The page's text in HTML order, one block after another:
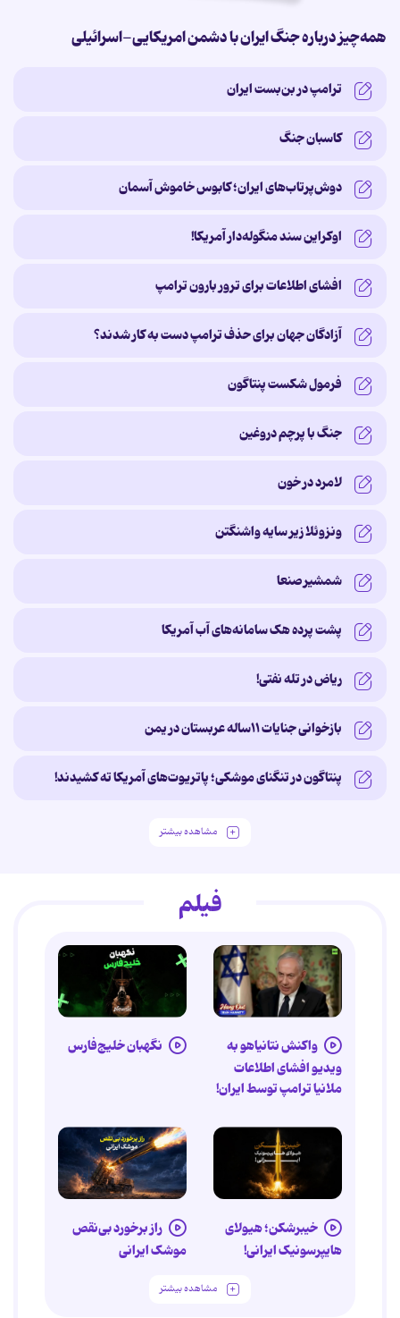
همه‌چیز درباره جنگ ایران با دشمن امریکایی-اسرائیلی
ترامپ در بن‌بست ایران
کاسبان جنگ
دوش‌پرتاب‌های ایران؛ کابوس خاموش آسمان
اوکراین سند منگوله‌دار آمریکا!
افشای اطلاعات برای ترور بارون ترامپ
آزادگان جهان برای حذف ترامپ دست به کار شدند؟
فرمول شکست پنتاگون
جنگ با پرچم دروغین
لامرد در خون
ونزوئلا زیر سایه‌ واشنگتن
شمشیر صنعا
پشت پرده‌ هک سامانه‌های آب آمریکا
ریاض در تله نفتی!
بازخوانی جنایات ۱۱ساله‌ عربستان در یمن
پنتاگون در تنگنای موشکی؛ پاتریوت‌های آمریکا ته کشیدند!
مشاهده بیشتر
فیلم
واکنش نتانیاهو به
ویدیو افشای اطلاعات
ملانیا ترامپ توسط ایران!
نگهبان خلیج‌فارس
خیبرشکن؛ هیولای
هایپرسونیک ایرانی!
راز برخورد بی‌نقص
موشک ایرانی
مشاهده بیشتر